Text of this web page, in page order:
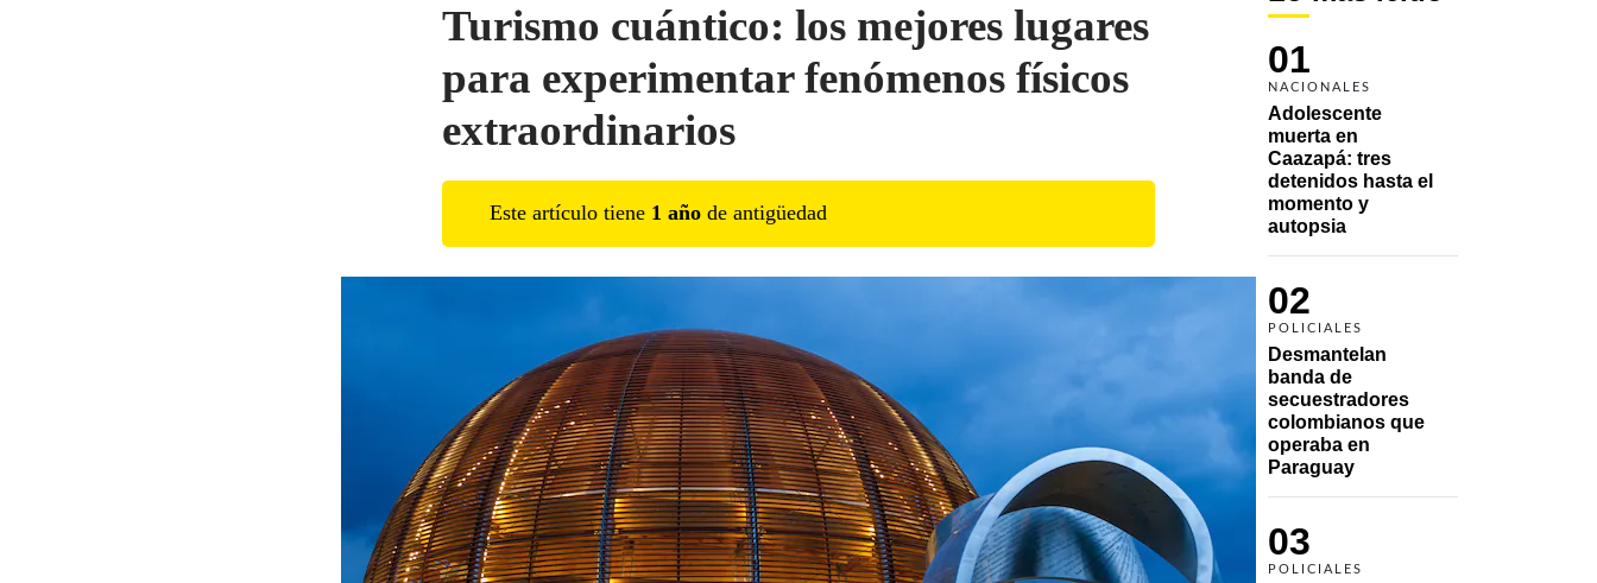
01
NACIONALES
Adolescente
muerta en
Caazapá: tres
detenidos hasta el
momento y
autopsia
02
POLICIALES
Desmantelan
banda de
secuestradores
colombianos que
operaba en
Paraguay
03
POLICIALES
Turismo cuántico: los mejores lugares
para experimentar fenómenos físicos
extraordinarios
Este artículo tiene 1 año de antigüedad